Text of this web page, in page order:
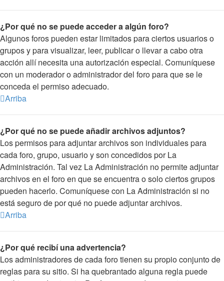
¿Por qué no se puede acceder a algún foro?
Algunos foros pueden estar limitados para ciertos usuarios o
grupos y para visualizar, leer, publicar o llevar a cabo otra
acción allí necesita una autorización especial. Comuníquese
con un moderador o administrador del foro para que se le
conceda el permiso adecuado.
Arriba
¿Por qué no se puede añadir archivos adjuntos?
Los permisos para adjuntar archivos son individuales para
cada foro, grupo, usuario y son concedidos por La
Administración. Tal vez La Administración no permite adjuntar
archivos en el foro en que se encuentra o solo ciertos grupos
pueden hacerlo. Comuníquese con La Administración si no
está seguro de por qué no puede adjuntar archivos.
Arriba
¿Por qué recibí una advertencia?
Los administradores de cada foro tienen su propio conjunto de
reglas para su sitio. Si ha quebrantado alguna regla puede